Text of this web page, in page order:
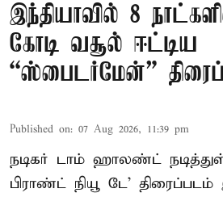
இந்தியாவில் 8
கோடி வசூல் ஈட்டிய
“ஸ்பைடர்மேன்”
Published on: 07 Aug 2026, 11:39 pm
நடிகர் டாம் ஹாலண்ட்
பிராண்ட் நியூ டே’ திரைப்படம்